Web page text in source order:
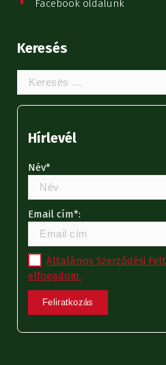
Facebook oldalunk
Keresés
Keresem:
Hírlevél
Név*
Email cím*:
Általános Szerződési
elfogadom.